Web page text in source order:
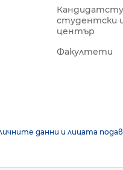
студентски
център
Факултети
данни и лицата